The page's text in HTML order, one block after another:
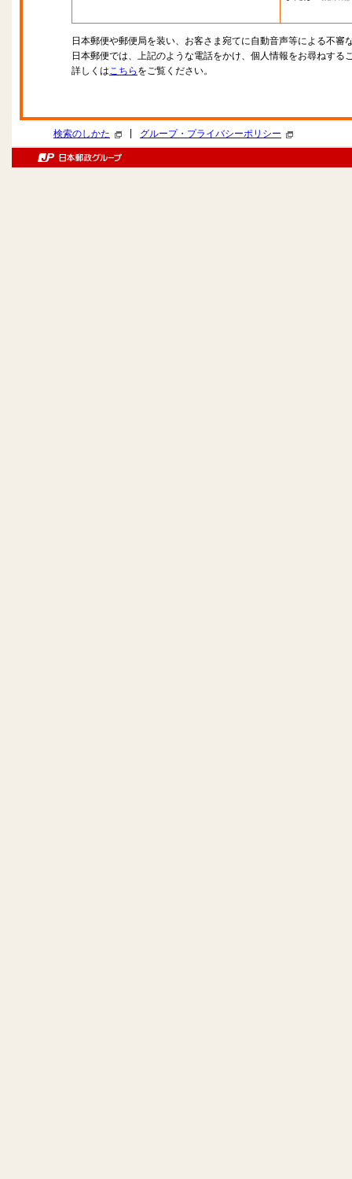
日本郵便や郵便局を装い、お客さま宛てに自動音声等による不審
日本郵便では、上記のような電話をかけ、個人情報をお尋ねする
詳しくはこちら をご覧ください。
検索のしかた グループ・プライバシーポリシー